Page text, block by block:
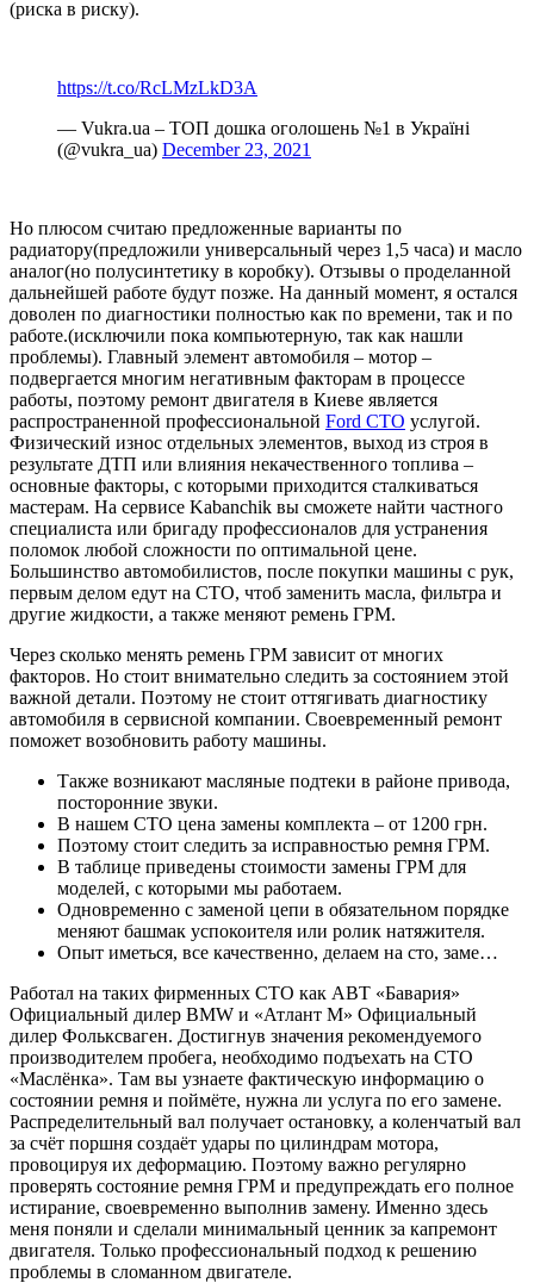
(риска в риску).
https://t.co/RcLMzLkD3A
— Vukra.ua – ТОП дошка оголошень №1 в Україні
(@vukra_ua) December 23, 2021
Но плюсом считаю предложенные варианты по
радиатору(предложили универсальный через 1,5 часа) и масло
аналог(но полусинтетику в коробку). Отзывы о проделанной
дальнейшей работе будут позже. На данный момент, я остался
доволен по диагностики полностью как по времени, так и по
работе.(исключили пока компьютерную, так как нашли
проблемы). Главный элемент автомобиля – мотор –
подвергается многим негативным факторам в процессе
работы, поэтому ремонт двигателя в Киеве является
распространенной профессиональной Ford СТО услугой.
Физический износ отдельных элементов, выход из строя в
результате ДТП или влияния некачественного топлива –
основные факторы, с которыми приходится сталкиваться
мастерам. На сервисе Kabanchik вы сможете найти частного
специалиста или бригаду профессионалов для устранения
поломок любой сложности по оптимальной цене.
Большинство автомобилистов, после покупки машины с рук,
первым делом едут на СТО, чтоб заменить масла, фильтра и
другие жидкости, а также меняют ремень ГРМ.
Через сколько менять ремень ГРМ зависит от многих
факторов. Но стоит внимательно следить за состоянием этой
важной детали. Поэтому не стоит оттягивать диагностику
автомобиля в сервисной компании. Своевременный ремонт
поможет возобновить работу машины.
Также возникают масляные подтеки в районе привода,
посторонние звуки.
В нашем СТО цена замены комплекта – от 1200 грн.
Поэтому стоит следить за исправностью ремня ГРМ.
В таблице приведены стоимости замены ГРМ для
моделей, с которыми мы работаем.
Одновременно с заменой цепи в обязательном порядке
меняют башмак успокоителя или ролик натяжителя.
Опыт иметься, все качественно, делаем на сто, заме…
Работал на таких фирменных СТО как АВТ «Бавария»
Официальный дилер BMW и «Атлант М» Официальный
дилер Фольксваген. Достигнув значения рекомендуемого
производителем пробега, необходимо подъехать на СТО
«Маслёнка». Там вы узнаете фактическую информацию о
состоянии ремня и поймёте, нужна ли услуга по его замене.
Распределительный вал получает остановку, а коленчатый вал
за счёт поршня создаёт удары по цилиндрам мотора,
провоцируя их деформацию. Поэтому важно регулярно
проверять состояние ремня ГРМ и предупреждать его полное
истирание, своевременно выполнив замену. Именно здесь
меня поняли и сделали минимальный ценник за капремонт
двигателя. Только профессиональный подход к решению
проблемы в сломанном двигателе.